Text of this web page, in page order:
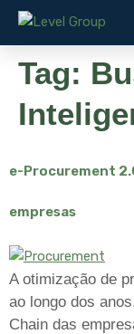
Tag:
e-Procurement
empresas
A otimização de
ao longo dos
Chain das